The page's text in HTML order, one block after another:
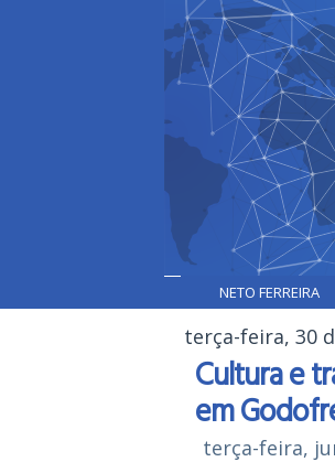
NETO FERREIRA
terça-feira, 30
Cultura e
em
terça-feira,